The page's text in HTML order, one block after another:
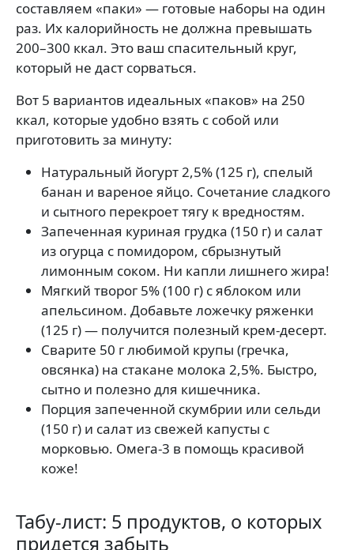
составляем «паки» — готовые наборы на один
раз. Их калорийность не должна превышать
200–300 ккал. Это ваш спасительный круг,
который не даст сорваться.
Вот 5 вариантов идеальных «паков» на 250
ккал, которые удобно взять с собой или
приготовить за минуту:
Натуральный йогурт 2,5% (125 г), спелый
банан и вареное яйцо. Сочетание сладкого
и сытного перекроет тягу к вредностям.
Запеченная куриная грудка (150 г) и салат
из огурца с помидором, сбрызнутый
лимонным соком. Ни капли лишнего жира!
Мягкий творог 5% (100 г) с яблоком или
апельсином. Добавьте ложечку ряженки
(125 г) — получится полезный крем-десерт.
Сварите 50 г любимой крупы (гречка,
овсянка) на стакане молока 2,5%. Быстро,
сытно и полезно для кишечника.
Порция запеченной скумбрии или сельди
(150 г) и салат из свежей капусты с
морковью. Омега-3 в помощь красивой
коже!
Табу-лист: 5 продуктов, о которых
придется забыть